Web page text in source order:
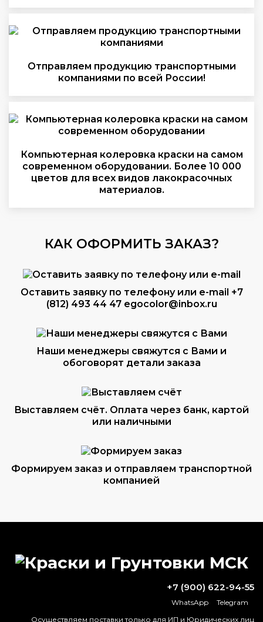
Отправляем продукцию транспортными
компаниями по всей России!
Компьютерная колеровка краски на самом
современном оборудовании. Более 10 000
цветов для всех видов лакокрасочных
материалов.
КАК ОФОРМИТЬ ЗАКАЗ?
Оставить заявку по телефону или e-mail +7
(812) 493 44 47 egocolor@inbox.ru
Наши менеджеры свяжутся с Вами и
обоговорят детали заказа
Выставляем счёт. Оплата через банк, картой
или наличными
Формируем заказ и отправляем транспортной
компанией
Как быстро ржавеет цинк?
+7 (900) 622-94-55
WhatsApp
Telegram
Осуществляем поставки только для ИП и Юридических лиц